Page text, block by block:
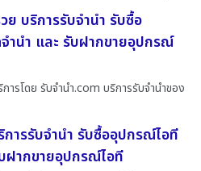
ย บริการรับจำนำ รับซื้อ
ำนำ และ รับฝากขายอุปกรณ์
ารโดย รับจํานํา.com บริการรับจำนำของ
ารรับจำนำ รับซื้ออุปกรณ์ไอที
ฝากขายอุปกรณ์ไอที